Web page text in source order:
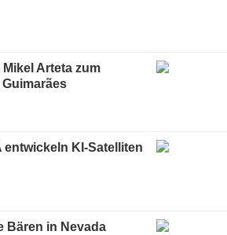
Arteta zum
entwickeln KI-Satelliten
Bären in Nevada